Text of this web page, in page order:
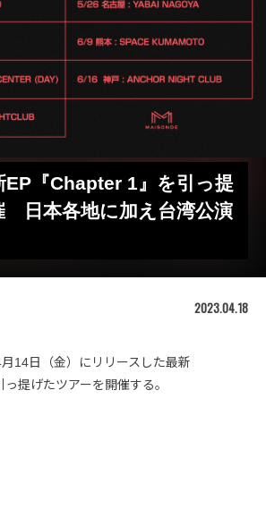
EP『Chapter 1』を引っ提
日本各地に加え台湾公演
2023.04.18
14日（金）にリリースした最新
提げたツアーを開催する。